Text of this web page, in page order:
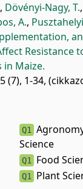
, Dövényi-Nagy, T.,
A.,
Resistance
in Maize.
(7), 1-34,
Q1
Science
Q1 Food
Q1 Plant